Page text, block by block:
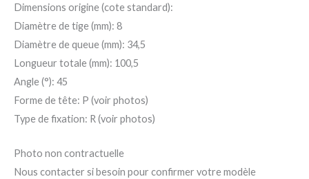
Dimensions origine (cote standard):
Diamètre de tige (mm): 8
Diamètre de queue (mm): 34,5
Longueur totale (mm): 100,5
Angle (°): 45
Forme de tête: P (voir photos)
Type de fixation: R (voir photos)
Photo non contractuelle
Nous contacter si besoin pour confirmer votre modèle